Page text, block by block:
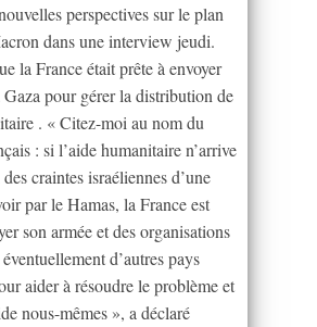
perspectives sur le plan
dans une interview jeudi.
la France était prête à envoyer
Gaza pour gérer la distribution de
. « Citez-moi au nom du
: si l’aide humanitaire n’arrive
craintes israéliennes d’une
par le Hamas, la France est
son armée et des organisations
d’autres pays
aider à résoudre le problème et
nous-mêmes », a déclaré